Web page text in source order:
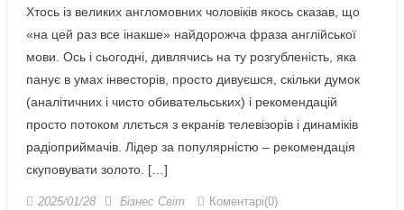
Хтось із великих англомовних чоловіків якось сказав, що
«на цей раз все інакше» найдорожча фраза англійської
мови. Ось і сьогодні, дивлячись на ту розгубленість, яка
панує в умах інвесторів, просто дивуєшся, скільки думок
(аналітичних і чисто обивательських) і рекомендацій
просто потоком ллється з екранів телевізорів і динаміків
радіоприймачів. Лідер за популярністю – рекомендація
скуповувати золото. […]
2025/01/28 Бізнес Світ Коментарі(0)